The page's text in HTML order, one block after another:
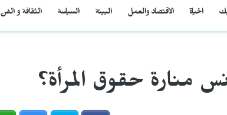
الحياة الاقتصاد والعمل البيئة السياسة الثقافة و الفن
منارة حقوق المرأة؟